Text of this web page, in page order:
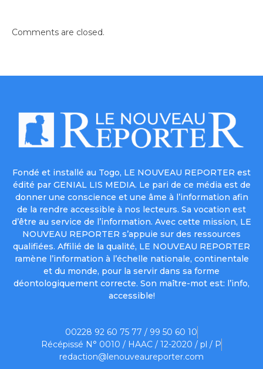
Comments are closed.
Fondé et installé au Togo, LE NOUVEAU REPORTER est
édité par GENIAL LIS MEDIA. Le pari de ce média est de
donner une conscience et une âme à l’information afin
de la rendre accessible à nos lecteurs. Sa vocation est
d’être au service de l’information. Avec cette mission, LE
NOUVEAU REPORTER s’appuie sur des ressources
qualifiées. Affilié de la qualité, LE NOUVEAU REPORTER
ramène l’information à l’échelle nationale, continentale
et du monde, pour la servir dans sa forme
déontologiquement correcte. Son maître-mot est: l’info,
accessible!
00228 92 60 75 77 / 99 50 60 10
Récépissé N° 0010 / HAAC / 12-2020 / pl / P
redaction@lenouveaureporter.com